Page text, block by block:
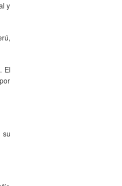
y
El
su